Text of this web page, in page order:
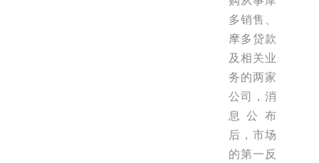
多销售、
摩多贷款
及相关业
务的两家
公司，消
息公布
后，市场
的第一反